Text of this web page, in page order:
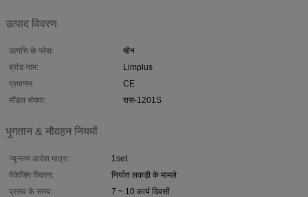
उत्पाद विवरण
उत्पत्ति के प्लेस:
चीन
ब्रांड नाम:
Limplus
प्रमाणन:
CE
मॉडल संख्या:
रास-1201S
भुगतान & नौवहन नियमों
न्यूनतम आदेश मात्रा:
1set
पैकेजिंग विवरण:
निर्यात लकड़ी के मामले
प्रसव के समय:
7 ~ 10 कार्य दिवसों